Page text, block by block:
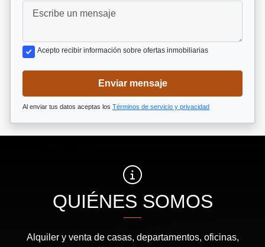
Acepto recibir información sobre ofertas inmobiliarias
Enviar mensaje
Al enviar tus datos aceptas los Términos de servicio y privacidad
QUIÉNES SOMOS
Alquiler y venta de casas, departamentos, oficinas,